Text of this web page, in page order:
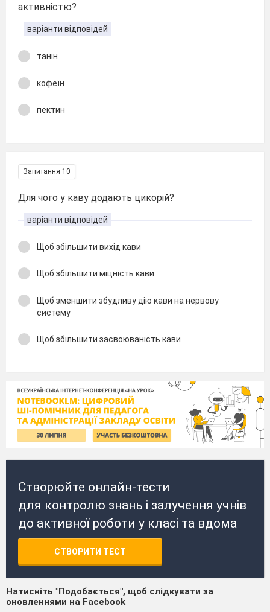
активністю?
варіанти відповідей
танін
кофеїн
пектин
Запитання 10
Для чого у каву додають цикорій?
варіанти відповідей
Щоб збільшити вихід кави
Щоб збільшити міцність кави
Щоб зменшити збудливу дію кави на нервову
систему
Щоб збільшити засвоюваність кави
Створюйте онлайн-тести
для контролю знань і залучення учнів
до активної роботи у класі та вдома
СТВОРИТИ ТЕСТ
Натисніть "Подобається", щоб слідкувати за
оновленнями на Facebook